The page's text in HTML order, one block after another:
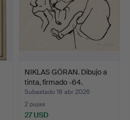
NIKLAS GÖRAN. Dibujo a
tinta, firmado -64.
Subastado 18 abr 2026
2 pujas
27 USD